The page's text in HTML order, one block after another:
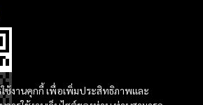
ใช้งานคุกกี้ เพื่อเพิ่มประสิทธิภาพและ